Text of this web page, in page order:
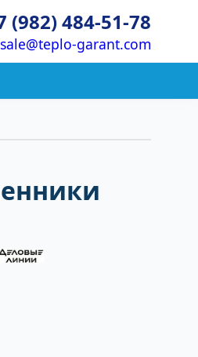
(982) 484-51-78
sale@teplo-garant.com